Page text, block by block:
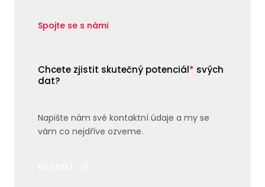
Spojte se s námi
Chcete zjistit skutečný potenciál* svých
dat?
Napište nám své kontaktní údaje a my se
vám co nejdříve ozveme.